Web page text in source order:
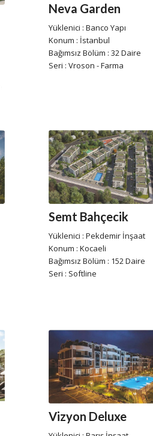
Neva Garden
Yüklenici : Banco Yapı
Konum : İstanbul
Bağımsız Bölüm : 32 Daire
Seri : Vroson - Farma
Semt Bahçecik
Yüklenici : Pekdemir İnşaat
Konum : Kocaeli
Bağımsız Bölüm : 152 Daire
Seri : Softline
Vizyon Deluxe